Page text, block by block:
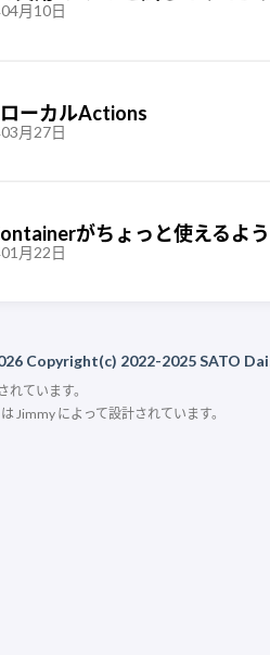
月10日
ーカルActions
月27日
がちょっと使えるよ
月22日
Copyright(c) 2022-2025 SATO
れています。
Jimmyによって設計されています。